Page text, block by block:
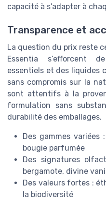
capacité à s’adapter à
Transparence et
La question du prix reste
Essentia s’efforcent
essentiels et des liquides
sans compromis sur la
sont attentifs à la
formulation sans
durabilité des emballages.
Des gammes variées
bougie parfumée
Des signatures
bergamote, divine
Des valeurs fortes :
la biodiversité